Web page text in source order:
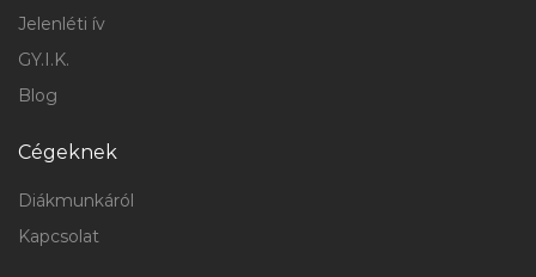
Jelenléti ív
GY.I.K.
Blog
Cégeknek
Diákmunkáról
Kapcsolat